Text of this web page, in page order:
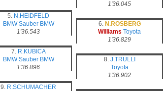
1'36.045
5. N.HEIDFELD
BMW Sauber BMW
1'36.543
6. N.ROSBERG
Williams Toyota
1'36.829
7. R.KUBICA
BMW Sauber BMW
1'36.896
8. J.TRULLI
Toyota
1'36.902
9. R.SCHUMACHER